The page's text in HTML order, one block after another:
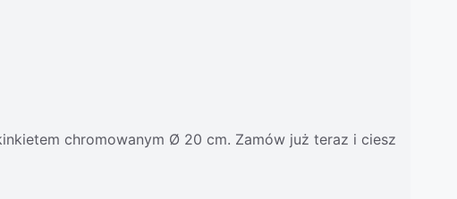
chromowanym Ø 20 cm. Zamów już teraz i ciesz